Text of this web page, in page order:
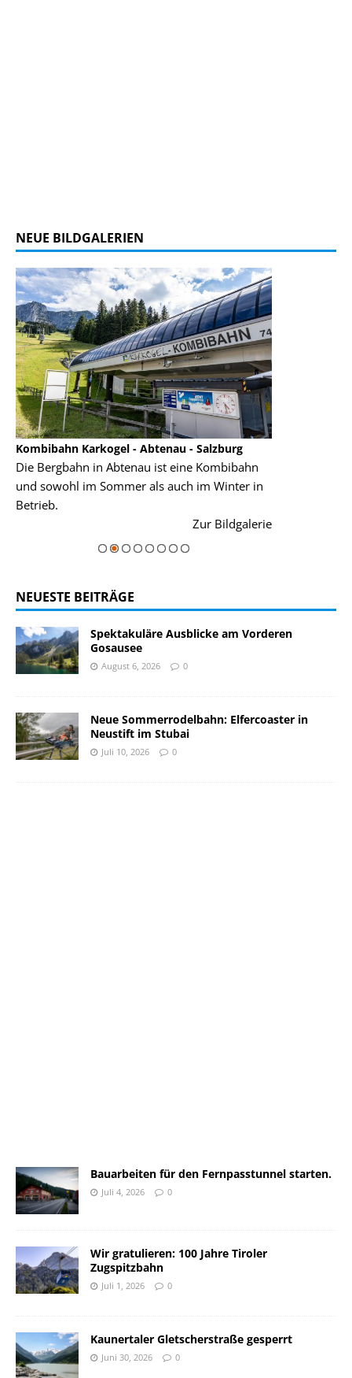
NEUE BILDGALERIEN
Kombibahn Karkogel - Abtenau - Salzburg
Die Bergbahn in Abtenau ist eine Kombibahn
und sowohl im Sommer als auch im Winter in
Betrieb.
Zur Bildgalerie
NEUESTE BEITRÄGE
Spektakuläre Ausblicke am Vorderen
Gosausee
August 6, 2026 0
Neue Sommerrodelbahn: Elfercoaster in
Neustift im Stubai
Juli 10, 2026 0
Bauarbeiten für den Fernpasstunnel starten.
Juli 4, 2026 0
Wir gratulieren: 100 Jahre Tiroler
Zugspitzbahn
Juli 1, 2026 0
Kaunertaler Gletscherstraße gesperrt
Juni 30, 2026 0